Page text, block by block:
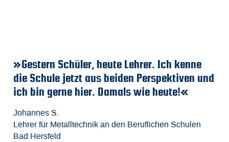
»Gestern Schüler, heute Lehrer. Ich kenne
die Schule jetzt aus beiden Perspektiven und
ich bin gerne hier. Damals wie heute!«
Johannes S.
Lehrer für Metalltechnik an den Beruflichen Schulen
Bad Hersfeld